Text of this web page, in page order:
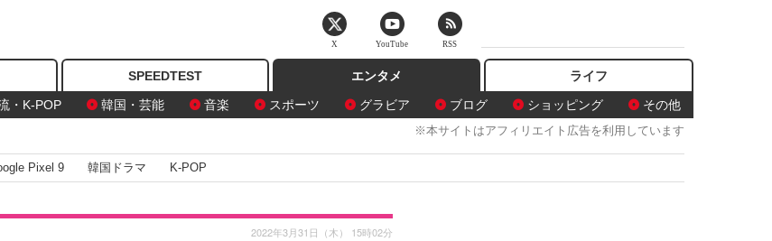
SPEEDTEST
エンタメ
・K-POP 韓国・芸能 音楽 スポーツ グラビア ブログ ショッピング その他
ライフ
※本サイトはアフィリエイト広告を利用しています
Pixel 9 韓国ドラマ K-POP
2022年3月31日（木） 15時02分
X YouTube RSS